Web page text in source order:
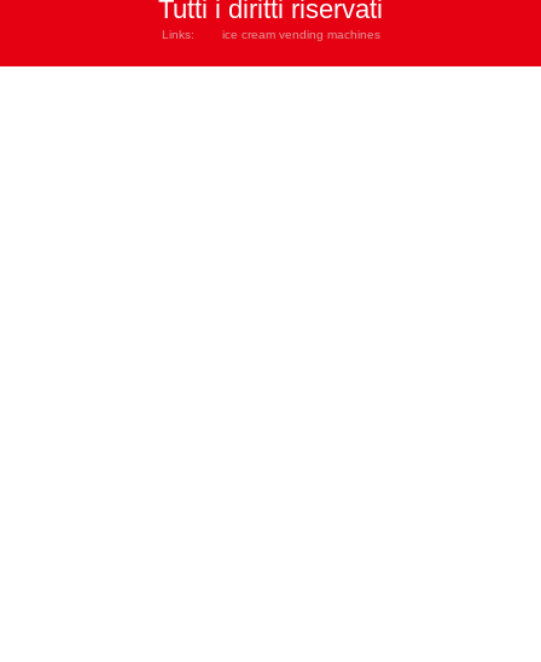
Tutti i diritti riservati
Links: ice cream vending machines